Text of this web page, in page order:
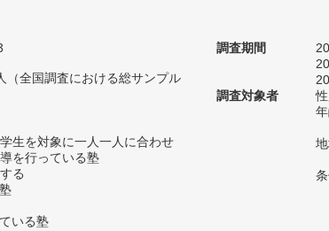
（全国調査における総サンプル
生を対象に一人一人に合わせ
を行っている塾
る
いる塾
調査期間
調査対象者